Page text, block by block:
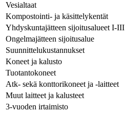
Vesialtaat
Kompostointi- ja käsittelykentät
Yhdyskuntajätteen sijoitusalueet I-III
Ongelmajätteen sijoitusalue
Suunnittelukustannukset
Koneet ja kalusto
Tuotantokoneet
Atk- sekä konttorikoneet ja -laitteet
Muut laitteet ja kalusteet
3-vuoden irtaimisto